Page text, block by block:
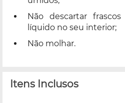
Não descartar
líquido no seu interior;
Não molhar.
Itens Inclusos